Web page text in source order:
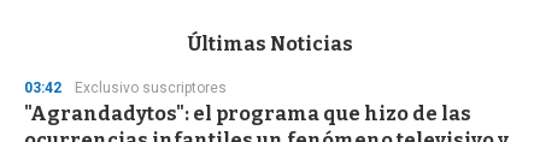
d
s
o
Últimas Noticias
03:42 Exclusivo suscriptores
"Agrandadytos": el programa que hizo de las